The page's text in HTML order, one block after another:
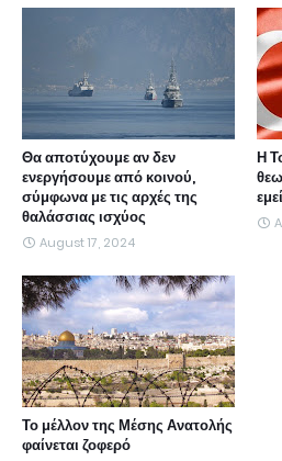
Θα αποτύχουμε αν δεν
ενεργήσουμε από κοινού,
σύμφωνα με τις αρχές της
θαλάσσιας ισχύος
August 17, 2024
Η
Το μέλλον της Μέσης Ανατολής
φαίνεται ζοφερό